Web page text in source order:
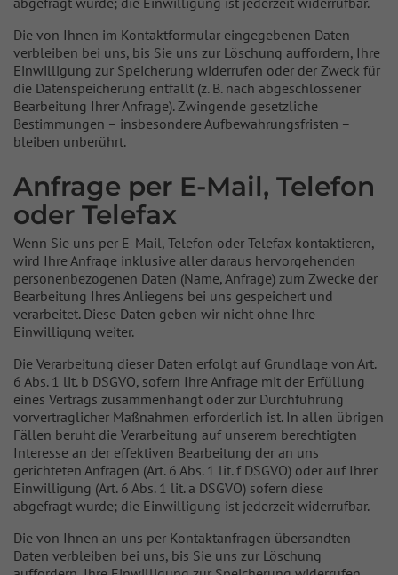
Die von Ihnen im Kontaktformular eingegebenen Daten
verbleiben bei uns, bis Sie uns zur Löschung auffordern, Ihre
Einwilligung zur Speicherung widerrufen oder der Zweck für
die Datenspeicherung entfällt (z. B. nach abgeschlossener
Bearbeitung Ihrer Anfrage). Zwingende gesetzliche
Bestimmungen – insbesondere Aufbewahrungsfristen –
bleiben unberührt.
Anfrage per E-Mail, Telefon
oder Telefax
Wenn Sie uns per E-Mail, Telefon oder Telefax kontaktieren,
wird Ihre Anfrage inklusive aller daraus hervorgehenden
personenbezogenen Daten (Name, Anfrage) zum Zwecke der
Bearbeitung Ihres Anliegens bei uns gespeichert und
verarbeitet. Diese Daten geben wir nicht ohne Ihre
Einwilligung weiter.
Die Verarbeitung dieser Daten erfolgt auf Grundlage von Art.
6 Abs. 1 lit. b DSGVO, sofern Ihre Anfrage mit der Erfüllung
eines Vertrags zusammenhängt oder zur Durchführung
vorvertraglicher Maßnahmen erforderlich ist. In allen übrigen
Fällen beruht die Verarbeitung auf unserem berechtigten
Interesse an der effektiven Bearbeitung der an uns
gerichteten Anfragen (Art. 6 Abs. 1 lit. f DSGVO) oder auf Ihrer
Einwilligung (Art. 6 Abs. 1 lit. a DSGVO) sofern diese
abgefragt wurde; die Einwilligung ist jederzeit widerrufbar.
Die von Ihnen an uns per Kontaktanfragen übersandten
Daten verbleiben bei uns, bis Sie uns zur Löschung